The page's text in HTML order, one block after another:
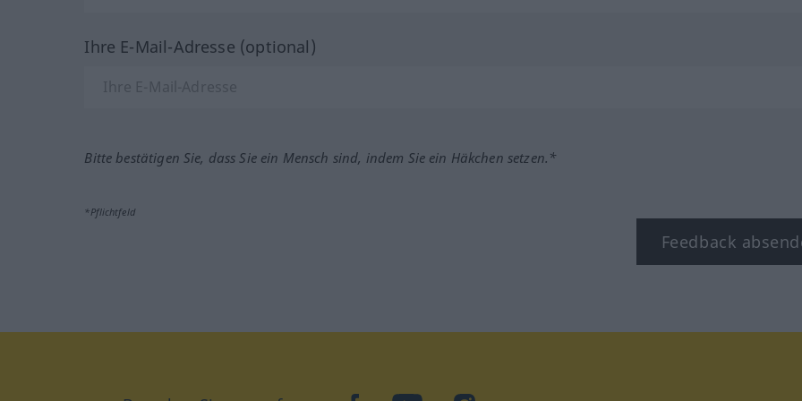
Ihre E-Mail-Adresse (optional)
Bitte bestätigen Sie, dass Sie ein Mensch sind, indem Sie ein Häkchen setzen.*
*Pflichtfeld
Feedback